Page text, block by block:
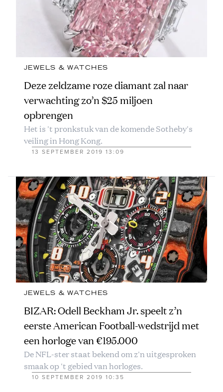
JEWELS & WATCHES
Deze zeldzame roze diamant zal naar
verwachting zo’n $25 miljoen
opbrengen
Het is 't pronkstuk van de komende Sotheby's
veiling in Hong Kong.
13 SEPTEMBER 2019 13:09
JEWELS & WATCHES
BIZAR: Odell Beckham Jr. speelt z’n
eerste American Football-wedstrijd met
een horloge van €195.000
De NFL-ster staat bekend om z'n uitgesproken
smaak op 't gebied van horloges.
10 SEPTEMBER 2019 10:35